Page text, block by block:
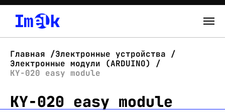
О нас
Новости
Главная
Электронные устройства
Электронные модули (ARDUINO)
KY-020 easy module
KY-020 easy module